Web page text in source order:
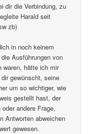
dir die Verbindung, zu
Harald seit
zb)
in noch keinem
Ausführungen von
waren, hätte ich mir
gewünscht, seine
um so wichtiger, wie
gestellt hast, der
andere Frage,
Antworten abweichen
gewesen.